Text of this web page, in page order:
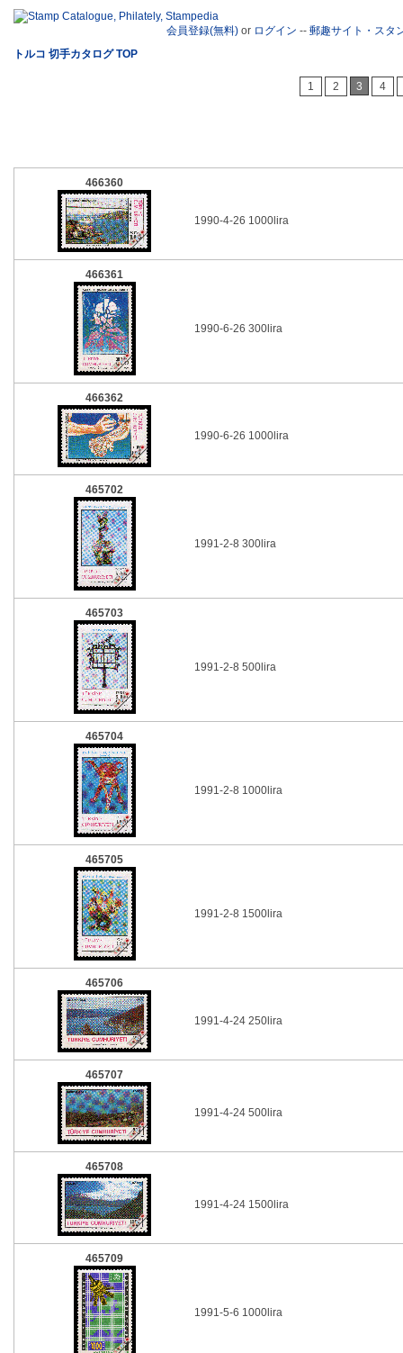
会員登録(無料) or ログイン -- 郵趣サイト・スタ
トルコ 切手カタログ TOP
1 2 3 4
466360
1990-4-26 1000lira
466361
1990-6-26 300lira
466362
1990-6-26 1000lira
465702
1991-2-8 300lira
465703
1991-2-8 500lira
465704
1991-2-8 1000lira
465705
1991-2-8 1500lira
465706
1991-4-24 250lira
465707
1991-4-24 500lira
465708
1991-4-24 1500lira
465709
1991-5-6 1000lira